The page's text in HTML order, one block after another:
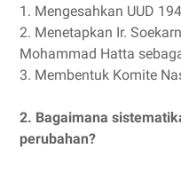
1. Mengesahkan UUD
2. Menetapkan Ir.
Mohammad Hatta
3. Membentuk Komite
2. Bagaimana
perubahan?